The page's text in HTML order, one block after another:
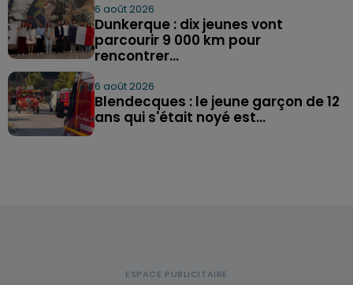
6 août 2026
Dunkerque : dix jeunes vont
parcourir 9 000 km pour
rencontrer...
6 août 2026
Blendecques : le jeune garçon de 12
ans qui s'était noyé est...